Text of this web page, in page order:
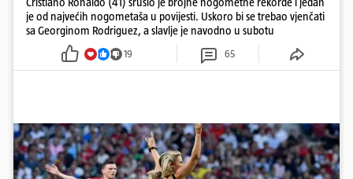
je od najvećih nogometaša u povijesti. Uskoro bi se trebao vjenčati
sa Georginom Rodriguez, a slavlje je navodno u subotu
19 65